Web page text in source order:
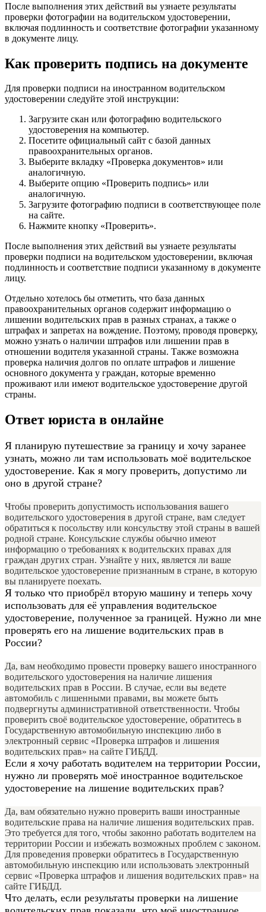
После выполнения этих действий вы узнаете результаты
проверки фотографии на водительском удостоверении,
включая подлинность и соответствие фотографии указанному
в документе лицу.
Как проверить подпись на документе
Для проверки подписи на иностранном водительском
удостоверении следуйте этой инструкции:
Загрузите скан или фотографию водительского
удостоверения на компьютер.
Посетите официальный сайт с базой данных
правоохранительных органов.
Выберите вкладку «Проверка документов» или
аналогичную.
Выберите опцию «Проверить подпись» или
аналогичную.
Загрузите фотографию подписи в соответствующее поле
на сайте.
Нажмите кнопку «Проверить».
После выполнения этих действий вы узнаете результаты
проверки подписи на водительском удостоверении, включая
подлинность и соответствие подписи указанному в документе
лицу.
Отдельно хотелось бы отметить, что база данных
правоохранительных органов содержит информацию о
лишении водительских прав в разных странах, а также о
штрафах и запретах на вождение. Поэтому, проводя проверку,
можно узнать о наличии штрафов или лишении прав в
отношении водителя указанной страны. Также возможна
проверка наличия долгов по оплате штрафов и лишение
основного документа у граждан, которые временно
проживают или имеют водительское удостоверение другой
страны.
Ответ юриста в онлайне
Я планирую путешествие за границу и хочу заранее
узнать, можно ли там использовать моё водительское
удостоверение. Как я могу проверить, допустимо ли
оно в другой стране?
Чтобы проверить допустимость использования вашего
водительского удостоверения в другой стране, вам следует
обратиться к посольству или консульству этой страны в вашей
родной стране. Консульские службы обычно имеют
информацию о требованиях к водительских правах для
граждан других стран. Узнайте у них, является ли ваше
водительское удостоверение признанным в стране, в которую
вы планируете поехать.
Я только что приобрёл вторую машину и теперь хочу
использовать для её управления водительское
удостоверение, полученное за границей. Нужно ли мне
проверять его на лишение водительских прав в
России?
Да, вам необходимо провести проверку вашего иностранного
водительского удостоверения на наличие лишения
водительских прав в России. В случае, если вы ведете
автомобиль с лишенными правами, вы можете быть
подвергнуты административной ответственности. Чтобы
проверить своё водительское удостоверение, обратитесь в
Государственную автомобильную инспекцию либо в
электронный сервис «Проверка штрафов и лишения
водительских прав» на сайте ГИБДД.
Если я хочу работать водителем на территории России,
нужно ли проверять моё иностранное водительское
удостоверение на лишение водительских прав?
Да, вам обязательно нужно проверить ваши иностранные
водительские права на наличие лишения водительских прав.
Это требуется для того, чтобы законно работать водителем на
территории России и избежать возможных проблем с законом.
Для проведения проверки обратитесь в Государственную
автомобильную инспекцию или использовать электронный
сервис «Проверка штрафов и лишения водительских прав» на
сайте ГИБДД.
Что делать, если результаты проверки на лишение